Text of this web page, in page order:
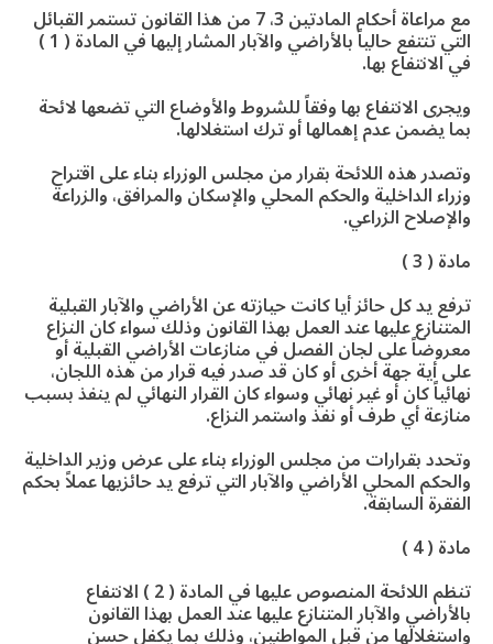
مع مراعاة أحكام المادتين 3، 7 من هذا القانون تستمر القبائل
التي تنتفع حالياً بالأراضي والآبار المشار إليها في المادة ( 1 )
في الانتفاع بها.
ويجرى الانتفاع بها وفقاً للشروط والأوضاع التي تضعها لائحة
بما يضمن عدم إهمالها أو ترك استغلالها.
وتصدر هذه اللائحة بقرار من مجلس الوزراء بناء على اقتراح
وزراء الداخلية والحكم المحلي والإسكان والمرافق، والزراعة
والإصلاح الزراعي.
مادة ( 3 )
ترفع يد كل حائز أيا كانت حيازته عن الأراضي والآبار القبلية
المتنازع عليها عند العمل بهذا القانون وذلك سواء كان النزاع
معروضاً على لجان الفصل في منازعات الأراضي القبلية أو
على أية جهة أخرى أو كان قد صدر فيه قرار من هذه اللجان،
نهائياً كان أو غير نهائي وسواء كان القرار النهائي لم ينفذ بسبب
منازعة أي طرف أو نفذ واستمر النزاع.
وتحدد بقرارات من مجلس الوزراء بناء على عرض وزير الداخلية
والحكم المحلي الأراضي والآبار التي ترفع يد حائزيها عملاً بحكم
الفقرة السابقة.
مادة ( 4 )
تنظم اللائحة المنصوص عليها في المادة ( 2 ) الانتفاع
بالأراضي والآبار المتنازع عليها عند العمل بهذا القانون
واستغلالها من قبل المواطنين، وذلك بما يكفل حسن